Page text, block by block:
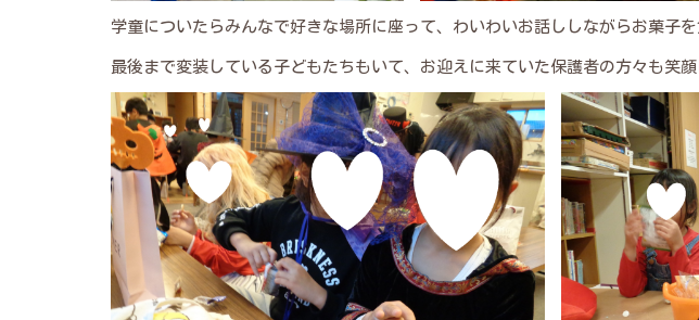
学童についたらみんなで好きな場所に座って、わいわいお話ししながらお菓子を
最後まで変装している子どもたちもいて、お迎えに来ていた保護者の方々も笑顔